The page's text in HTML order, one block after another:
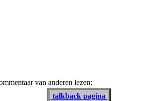
van anderen lezen:
talkback pagina